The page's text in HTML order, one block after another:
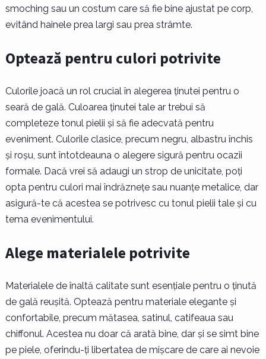
smoching sau un costum care să fie bine ajustat pe corp,
evitând hainele prea largi sau prea strâmte.
Optează pentru culori potrivite
Culorile joacă un rol crucial în alegerea ținutei pentru o
seară de gală. Culoarea ținutei tale ar trebui să
completeze tonul pielii și să fie adecvată pentru
eveniment. Culorile clasice, precum negru, albastru închis
și roșu, sunt întotdeauna o alegere sigură pentru ocazii
formale. Dacă vrei să adaugi un strop de unicitate, poți
opta pentru culori mai îndrăznețe sau nuanțe metalice, dar
asigură-te că acestea se potrivesc cu tonul pielii tale și cu
tema evenimentului.
Alege materialele potrivite
Materialele de înaltă calitate sunt esențiale pentru o ținută
de gală reușită. Optează pentru materiale elegante și
confortabile, precum mătasea, satinul, catifeaua sau
chiffonul. Acestea nu doar că arată bine, dar și se simt bine
pe piele, oferindu-ți libertatea de mișcare de care ai nevoie